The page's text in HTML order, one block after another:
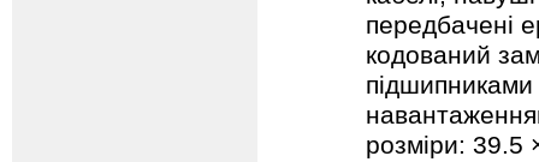
передбачені
кодований
розміри: 39.5